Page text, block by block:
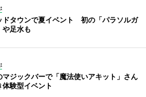
ドタウンで夏イベント 初の「パラソルガ
や足水も
マジックバーで「魔法使いアキット」さん
体験型イベント